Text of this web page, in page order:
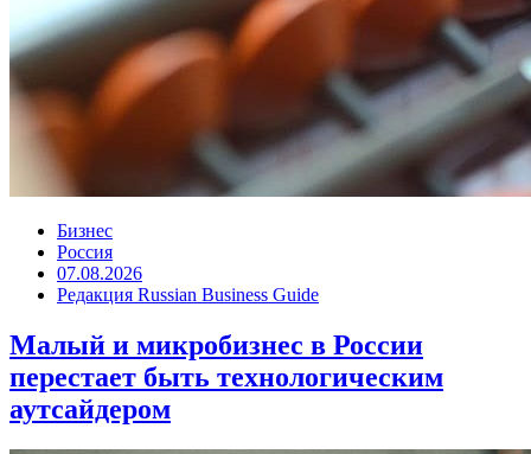
Бизнес
Россия
07.08.2026
Редакция Russian Business Guide
Малый и микробизнес в России
перестает быть технологическим
аутсайдером